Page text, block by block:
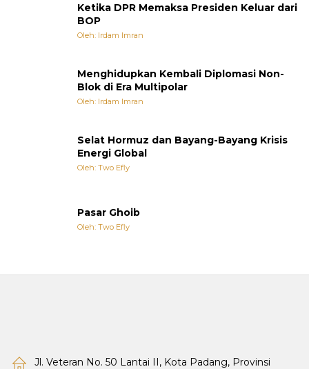
Ketika DPR Memaksa Presiden Keluar dari
BOP
Oleh: Irdam Imran
Menghidupkan Kembali Diplomasi Non-
Blok di Era Multipolar
Oleh: Irdam Imran
Selat Hormuz dan Bayang-Bayang Krisis
Energi Global
Oleh: Two Efly
Pasar Ghoib
Oleh: Two Efly
Jl. Veteran No. 50 Lantai II, Kota Padang, Provinsi